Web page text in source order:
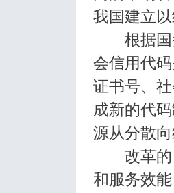
我国建立
根据国务
会信用代
证书号、
成新的代
源从分散
改革的目
和服务效